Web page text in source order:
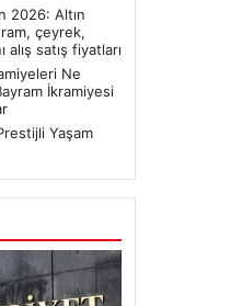
2026: Altın
çeyrek,
alış satış fiyatları
Ne
İkramiyesi
Yaşam